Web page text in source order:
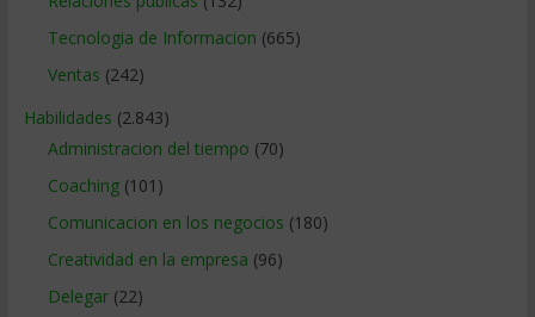
Tecnologia de Informacion (665)
Ventas (242)
Habilidades (2.843)
Administracion del tiempo (70)
Coaching(101)
Comunicacion en los negocios (180)
Creatividad en la empresa (96)
Delegar(22)